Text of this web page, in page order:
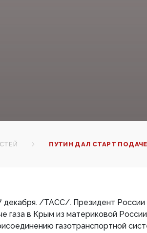
ПУТИН ДАЛ СТАРТ
/ТАСС/. Президент России
газа в Крым из материковой
газотранспортной